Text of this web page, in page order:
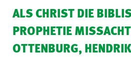
ALS CHRIST DIE
PROPHETIE
OTTENBURG,